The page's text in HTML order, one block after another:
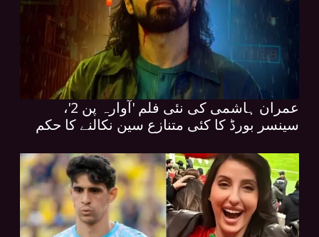
عمران ہاشمی کی نئی فلم 'آوارہ پن 2'،
سینسر بورڈ کا کئی متنازع سین نکالنے کا حکم